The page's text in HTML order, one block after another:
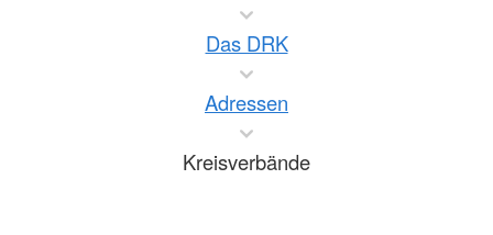
Das DRK
Adressen
Kreisverbände